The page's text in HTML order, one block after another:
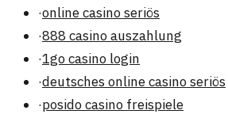
·online casino seriös
·888 casino auszahlung
·1go casino login
·deutsches online casino seriös
·posido casino freispiele